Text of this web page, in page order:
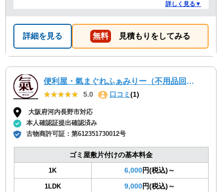
詳しく見る▼
詳細を見る 無料 見積もりをしてみる
便利屋・氣まぐれふぁみりー（不用品回収・遺品整理・お墓参り代行等、幅広く対応しております）
★★★★★
★★★★★ 5.0 口コミ (1)
大阪府河内長野市対応
本人確認証提出確認済み
古物商許可証：第612351730012号
ゴミ屋敷片付けの基本料金
1K 6,000円(税込)～
1LDK 9,000円(税込)～